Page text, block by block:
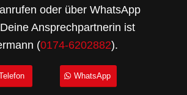
oder über WhatsApp
Ansprechpartnerin ist
(0174-6202882).
WhatsApp